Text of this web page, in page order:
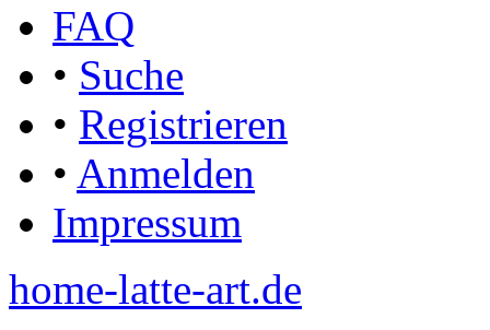
FAQ
• Suche
• Registrieren
• Anmelden
Impressum
home-latte-art.de